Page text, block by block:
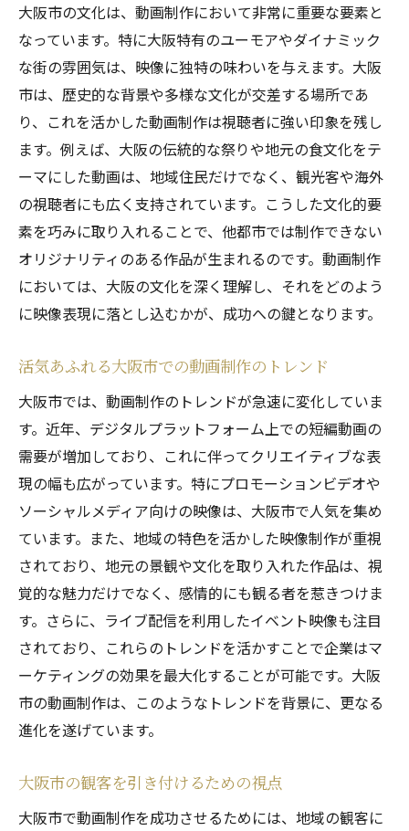
大阪市の特性を理解するためのステップ
地域の文化を取り入れた動画制作とは
大阪市での効果的なロケーション選び
観光名所を活用した動画制作のアイデア
地域住民とのコラボレーションの重要性
大阪市特有の視聴者ニーズへの対応方法
大阪市で成功するための動画制作実践法を解説
動画制作プロセスの最適化方法
効果的なストーリーテリング技法
地域マーケットに合わせたコンテンツ戦略
大阪市の視聴者に響くメッセージの作り方
トレンドに応じた動画編集技術
撮影から編集までの一貫したフロー
文化と活気が融合する大阪市での動画制作成功
術
地域文化を活かしたストーリー構築
視覚に訴える大阪市の映像美
インタラクティブなコンテンツの制作方法
地域イベントを活用した動画プロモーショ
ン
大阪市をテーマにした動画の最新トレンド
長期的な成功を目指すためのブランディン
グ
大阪市を舞台にした動画制作の成功事例を紹介
地域密着型プロジェクトの成果
大阪市の企業とのコラボレーション事例
大阪市の文化は、動画制作において非常に重要な要素と
なっています。特に大阪特有のユーモアやダイナミック
な街の雰囲気は、映像に独特の味わいを与えます。大阪
市は、歴史的な背景や多様な文化が交差する場所であ
り、これを活かした動画制作は視聴者に強い印象を残し
ます。例えば、大阪の伝統的な祭りや地元の食文化をテ
ーマにした動画は、地域住民だけでなく、観光客や海外
の視聴者にも広く支持されています。こうした文化的要
素を巧みに取り入れることで、他都市では制作できない
オリジナリティのある作品が生まれるのです。動画制作
においては、大阪の文化を深く理解し、それをどのよう
に映像表現に落とし込むかが、成功への鍵となります。
活気あふれる大阪市での動画制作のトレンド
大阪市では、動画制作のトレンドが急速に変化していま
す。近年、デジタルプラットフォーム上での短編動画の
需要が増加しており、これに伴ってクリエイティブな表
現の幅も広がっています。特にプロモーションビデオや
ソーシャルメディア向けの映像は、大阪市で人気を集め
ています。また、地域の特色を活かした映像制作が重視
されており、地元の景観や文化を取り入れた作品は、視
覚的な魅力だけでなく、感情的にも観る者を惹きつけま
す。さらに、ライブ配信を利用したイベント映像も注目
されており、これらのトレンドを活かすことで企業はマ
ーケティングの効果を最大化することが可能です。大阪
市の動画制作は、このようなトレンドを背景に、更なる
進化を遂げています。
大阪市の観客を引き付けるための視点
大阪市で動画制作を成功させるためには、地域の観客に